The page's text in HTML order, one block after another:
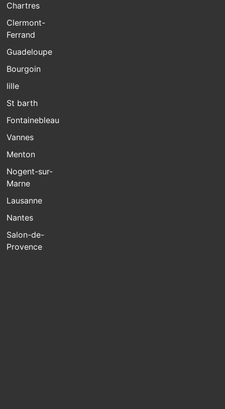
Chartres
Clermont-
Ferrand
Guadeloupe
Bourgoin
lille
St barth
Fontainebleau
Vannes
Menton
Nogent-sur-
Marne
Lausanne
Nantes
Salon-de-
Provence